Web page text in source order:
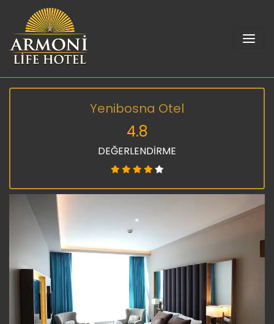
Yenibosna Otel
4.8
DEĞERLENDİRME